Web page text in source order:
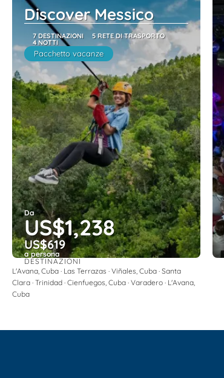
Discover Messico
7 DESTINAZIONI 5 RETE DI TRASPORTO
4 NOTTI
Pacchetto vacanze
Da
US$1,238
US$619
a persona
Vedere
DESTINAZIONI
L'Avana, Cuba · Las Terrazas · Viñales, Cuba · Santa
Clara · Trinidad · Cienfuegos, Cuba · Varadero · L'Avana,
Cuba